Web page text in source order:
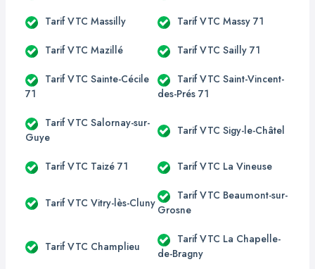
Tarif VTC Massilly Tarif VTC Massy 71
Tarif VTC Mazillé Tarif VTC Sailly 71
Tarif VTC Sainte-Cécile
71
Tarif VTC Saint-Vincent-
des-Prés 71
Tarif VTC Salornay-sur-
Guye
Tarif VTC Sigy-le-Châtel
Tarif VTC Taizé 71 Tarif VTC La Vineuse
Tarif VTC Vitry-lès-Cluny
Tarif VTC Beaumont-sur-
Grosne
Tarif VTC Champlieu
Tarif VTC La Chapelle-
de-Bragny